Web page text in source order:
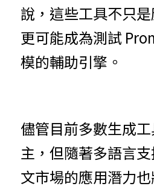
說，這些工具不只是
更可能成為測試
模的輔助引擎。
儘管目前多數生成
主，但隨著多語言
文市場的應用潛力